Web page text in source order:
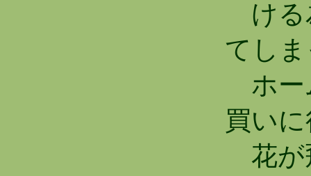
ける
てしま
ホー
買い
花が